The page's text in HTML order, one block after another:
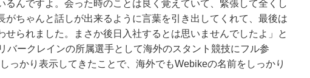
るんですよ。会った時のことは良く覚えていて、緊張して全くし
がちゃんと話しが出来るように言葉を引き出してくれて、最後は
せられました。まさか後日入社するとは思いませんでしたよ」と
バークレインの所属選手として海外のスタント競技にフル参
っかり表示してきたことで、海外でもWebikeの名前をしっかり